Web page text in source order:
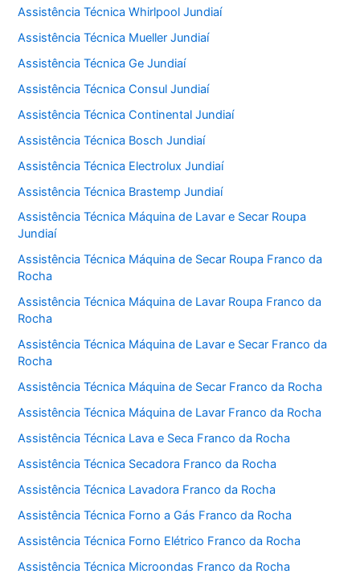
Assistência Técnica Whirlpool Jundiaí
Assistência Técnica Mueller Jundiaí
Assistência Técnica Ge Jundiaí
Assistência Técnica Consul Jundiaí
Assistência Técnica Continental Jundiaí
Assistência Técnica Bosch Jundiaí
Assistência Técnica Electrolux Jundiaí
Assistência Técnica Brastemp Jundiaí
Assistência Técnica Máquina de Lavar e Secar Roupa
Jundiaí
Assistência Técnica Máquina de Secar Roupa Franco da
Rocha
Assistência Técnica Máquina de Lavar Roupa Franco da
Rocha
Assistência Técnica Máquina de Lavar e Secar Franco da
Rocha
Assistência Técnica Máquina de Secar Franco da Rocha
Assistência Técnica Máquina de Lavar Franco da Rocha
Assistência Técnica Lava e Seca Franco da Rocha
Assistência Técnica Secadora Franco da Rocha
Assistência Técnica Lavadora Franco da Rocha
Assistência Técnica Forno a Gás Franco da Rocha
Assistência Técnica Forno Elétrico Franco da Rocha
Assistência Técnica Microondas Franco da Rocha